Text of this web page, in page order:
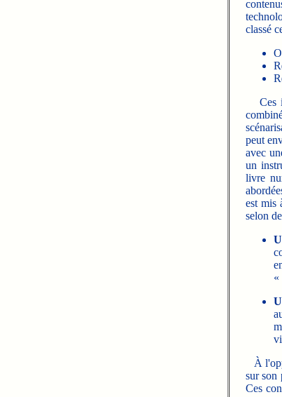
classé
Ces
peut
avec
un
livre
est mis
selon
«
À
sur son
Ces